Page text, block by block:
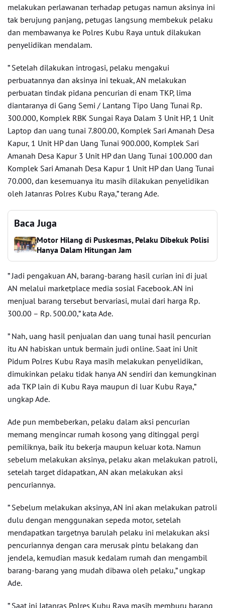
melakukan perlawanan terhadap petugas namun aksinya ini
tak berujung panjang, petugas langsung membekuk pelaku
dan membawanya ke Polres Kubu Raya untuk dilakukan
penyelidikan mendalam.
” Setelah dilakukan introgasi, pelaku mengakui
perbuatannya dan aksinya ini tekuak, AN melakukan
perbuatan tindak pidana pencurian di enam TKP, lima
diantaranya di Gang Semi / Lantang Tipo Uang Tunai Rp.
300.000, Komplek RBK Sungai Raya Dalam 3 Unit HP, 1 Unit
Laptop dan uang tunai 7.800.00, Komplek Sari Amanah Desa
Kapur, 1 Unit HP dan Uang Tunai 900.000, Komplek Sari
Amanah Desa Kapur 3 Unit HP dan Uang Tunai 100.000 dan
Komplek Sari Amanah Desa Kapur 1 Unit HP dan Uang Tunai
70.000, dan kesemuanya itu masih dilakukan penyelidikan
oleh Jatanras Polres Kubu Raya,” terang Ade.
Baca Juga
Motor Hilang di Puskesmas, Pelaku Dibekuk Polisi
Hanya Dalam Hitungan Jam
” Jadi pengakuan AN, barang-barang hasil curian ini di jual
AN melalui marketplace media sosial Facebook. AN ini
menjual barang tersebut bervariasi, mulai dari harga Rp.
300.00 – Rp. 500.00,” kata Ade.
” Nah, uang hasil penjualan dan uang tunai hasil pencurian
itu AN habiskan untuk bermain judi online. Saat ini Unit
Pidum Polres Kubu Raya masih melakukan penyelidikan,
dimukinkan pelaku tidak hanya AN sendiri dan kemungkinan
ada TKP lain di Kubu Raya maupun di luar Kubu Raya,”
ungkap Ade.
Ade pun membeberkan, pelaku dalam aksi pencurian
memang mengincar rumah kosong yang ditinggal pergi
pemiliknya, baik itu bekerja maupun keluar kota. Namun
sebelum melakukan aksinya, pelaku akan melakukan patroli,
setelah target didapatkan, AN akan melakukan aksi
pencuriannya.
” Sebelum melakukan aksinya, AN ini akan melakukan patroli
dulu dengan menggunakan sepeda motor, setelah
mendapatkan targetnya barulah pelaku ini melakukan aksi
pencuriannya dengan cara merusak pintu belakang dan
jendela, kemudian masuk kedalam rumah dan mengambil
barang-barang yang mudah dibawa oleh pelaku,” ungkap
Ade.
” Saat ini Jatanras Polres Kubu Raya masih memburu barang